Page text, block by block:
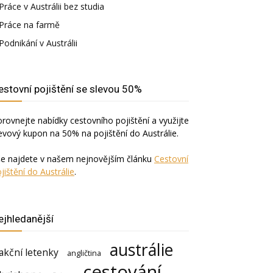
Práce v Austrálii bez studia
Práce na farmě
Podnikání v Austrálii
pojištění se slevou 50%
nabídky cestovního pojištění a využijte
kupon na 50% na pojištění do Austrálie.
najdete v našem nejnovějším článku Cestovní
do Austrálie.
letenky angličtina austrálie